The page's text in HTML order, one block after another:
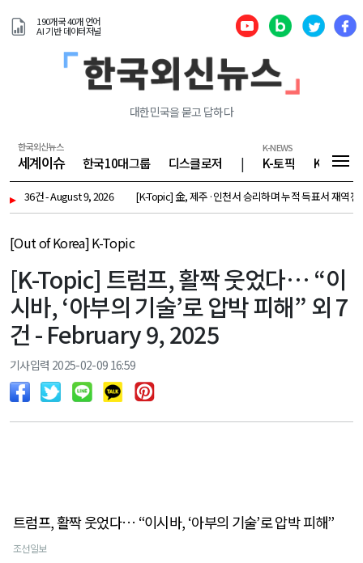
190개국 40개 언어
AI 기반 데이터저널
대한민국을 묻고 답하다
한국외신뉴스
세계이슈 한국10대그룹 디스클로저 |
K-NEWS
K-토픽 K-기업
▸36건 - August 9, 2026 [K-Topic] 金, 제주·인천서 승리하며 누적 득표서 재역전
[Out of Korea] K-Topic
[K-Topic] 트럼프, 활짝 웃었다… “이
시바, ‘아부의 기술’로 압박 피해” 외 7
건 - February 9, 2025
기사입력 2025-02-09 16:59
트럼프, 활짝 웃었다… “이시바, ‘아부의 기술’로 압박 피해”
조선일보